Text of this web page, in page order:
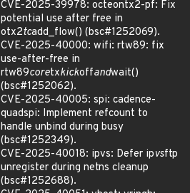
CVE-2025-39978: octeontx2-pf: Fix
potential use after free in
otx2tcadd_flow() (bsc#1252069).
CVE-2025-40000: wifi: rtw89: fix
use-after-free in
rtw89coretxkickoffandwait()
(bsc#1252062).
CVE-2025-40005: spi: cadence-
quadspi: Implement refcount to
handle unbind during busy
(bsc#1252349).
CVE-2025-40018: ipvs: Defer ipvsftp
unregister during netns cleanup
(bsc#1252688).